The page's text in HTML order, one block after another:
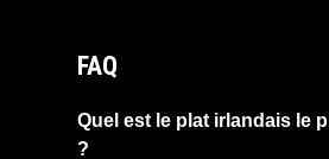
FAQ
Quel est le plat irlandais le
?